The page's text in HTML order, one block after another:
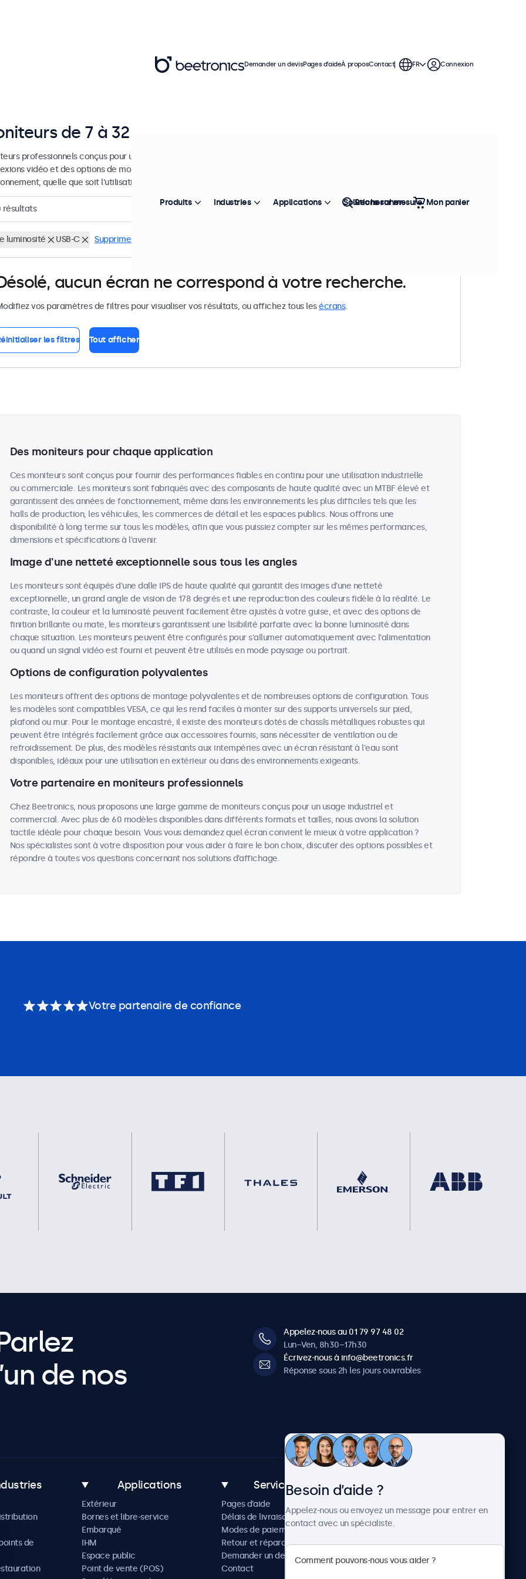
de 7 à 32 pouces
professionnels conçus pour un usage industriel et commercial. Ces moniteurs offrent diverses
vidéo et des options de montage polyvalentes, afin de s'intégrer facilement dans votre
quelle que soit l'utilisation.
résultats Top vente
luminosité USB-C Supprimer tous les filtres
aucun écran ne correspond à votre recherche.
vos paramètres de filtres pour visualiser vos résultats, ou affichez tous lesécrans.
les filtres Tout afficher
Des moniteurs pour chaque application
Ces moniteurs sont conçus pour fournir des performances fiables en continu pour une utilisation industrielle
ou commerciale. Les moniteurs sont fabriqués avec des composants de haute qualité avec un MTBF élevé et
garantissent des années de fonctionnement, même dans les environnements les plus difficiles tels que les
halls de production, les véhicules, les commerces de détail et les espaces publics. Nous offrons une
disponibilité à long terme sur tous les modèles, afin que vous puissiez compter sur les mêmes performances,
dimensions et spécifications à l'avenir.
Image d'une netteté exceptionnelle sous tous les angles
Les moniteurs sont équipés d'une dalle IPS de haute qualité qui garantit des images d'une netteté
exceptionnelle, un grand angle de vision de 178 degrés et une reproduction des couleurs fidèle à la réalité. Le
contraste, la couleur et la luminosité peuvent facilement être ajustés à votre guise, et avec des options de
finition brillante ou mate, les moniteurs garantissent une lisibilité parfaite avec la bonne luminosité dans
chaque situation. Les moniteurs peuvent être configurés pour s'allumer automatiquement avec l'alimentation
ou quand un signal vidéo est fourni et peuvent être utilisés en mode paysage ou portrait.
Options de configuration polyvalentes
Les moniteurs offrent des options de montage polyvalentes et de nombreuses options de configuration. Tous
les modèles sont compatibles VESA, ce qui les rend faciles à monter sur des supports universels sur pied,
plafond ou mur. Pour le montage encastré, il existe des moniteurs dotés de chassîs métalliques robustes qui
peuvent être intégrés facilement grâce aux accessoires fournis, sans nécessiter de ventilation ou de
refroidissement. De plus, des modèles résistants aux intempéries avec un écran résistant à l'eau sont
disponibles, idéaux pour une utilisation en extérieur ou dans des environnements exigeants.
Votre partenaire en moniteurs professionnels
Chez Beetronics, nous proposons une large gamme de moniteurs conçus pour un usage industriel et
commercial. Avec plus de 60 modèles disponibles dans différents formats et tailles, nous avons la solution
tactile idéale pour chaque besoin. Vous vous demandez quel écran convient le mieux à votre application ?
Nos spécialistes sont à votre disposition pour vous aider à faire le bon choix, discuter des options possibles et
répondre à toutes vos questions concernant nos solutions d’affichage.
Demander un devisPages d’aideÀ proposContact FR Connexion
Produits Industries Applications Solutions sur mesure
Rechercher Mon panier
Votre partenaire de confiance
de nos
Appelez-nous au 01 79 97 48 02
Lun–Ven, 8h30–17h30
Écrivez-nous à info@beetronics.fr
Réponse sous 2h les jours ouvrables
de
Applications
Extérieur
Bornes et libre-service
Embarqué
IHM
Espace public
Point de vente (POS)
Service client
Pages d’aide
Délais de livraison
Modes de paiement
Retour et réparation
Demander un devis
Contact
Actualités et mises à jour
Carrière
Conditions de vente
Besoin d’aide ?
Appelez-nous ou envoyez un message pour entrer en
contact avec un spécialiste.